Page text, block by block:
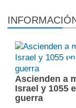
Ascienden a
Israel y 1055
guerra